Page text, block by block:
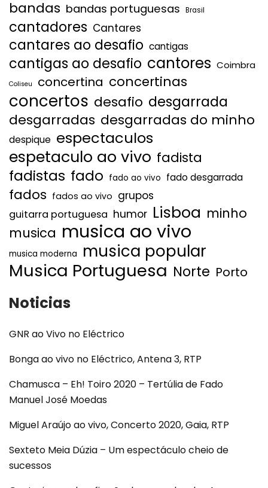
bandas bandas portuguesas Brasil
cantadores Cantares
cantares ao desafio cantigas
cantigas ao desafio cantores Coimbra
Coliseu concertina concertinas
concertos desafio desgarrada
desgarradas desgarradas do minho
despique espectaculos
espetaculo ao vivo fadista
fadistas fado fado ao vivo fado desgarrada
fados fados ao vivo grupos
guitarra portuguesa humor Lisboa minho
musica musica ao vivo
musica moderna musica popular
Musica Portuguesa Norte Porto
Noticias
GNR ao Vivo no Eléctrico
Bonga ao vivo no Eléctrico, Antena 3, RTP
Chamusca – Eh! Toiro 2020 – Tertúlia de Fado
Manuel José Moedas
Miguel Araújo ao vivo, Concerto 2020, Gaia, RTP
Sexteto Meia Dúzia – Um espectáculo cheio de
sucessos